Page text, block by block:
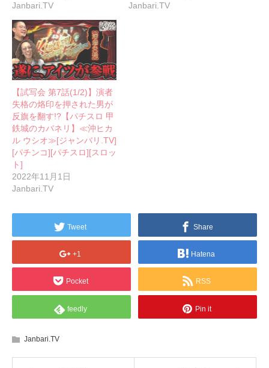
Janbari.TV
Janbari.TV
【試写会 第7話(1/2)】演者
失格の烙印を押された男が
反旗を翻す!?【パチスロ 甲
鉄城のカバネリ】≪沖ヒカ
ル ウシオ≫[ジャンバリ.TV]
[パチンコ][パチスロ][スロッ
ト]
2022年11月1日
Janbari.TV
Tweet Share
+1 Hatena
Pocket RSS
feedly Pin it
Janbari.TV